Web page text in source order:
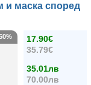
и маска според
17.90€
35.79€
35.01лв
70.00лв